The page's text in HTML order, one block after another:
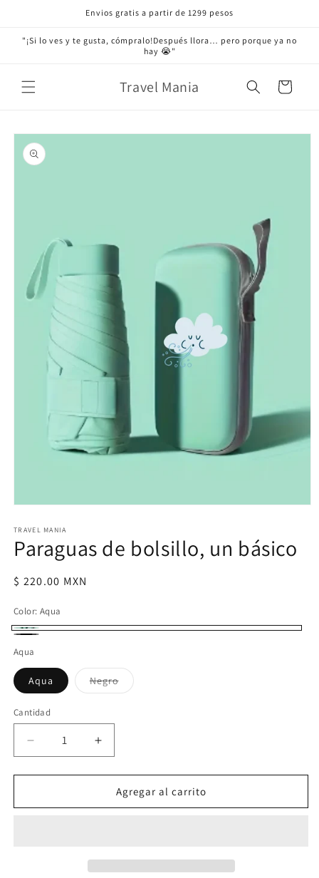
Envios gratis a partir de 1299 pesos
"¡Si lo ves y te gusta, cómpralo!Después llora… pero porque ya no
hay 😭"
Travel Mania Carrito
directamente
a la
información
multimedia
1
en
modal
TRAVEL MANIA
Paraguas de bolsillo, un básico
Precio
$ 220.00 MXN
Color: Aqua
Aqua
Aqua
Aqua NegroVariante
agotada
Cantidad
Cantidad
Reducir
cantidad
para
de
Aumentar
cantidad
para
Paraguas
de
Agregar al carrito